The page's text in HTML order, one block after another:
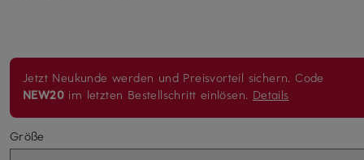
Jetzt Neukunde werden und Preisvorteil sichern. Code
NEW20 im letzten Bestellschritt einlösen. Details
Größe